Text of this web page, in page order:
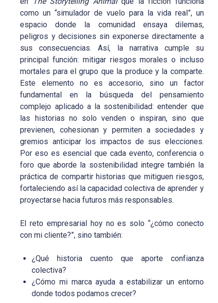
como un “simulador de vuelo para la vida real”, un
espacio donde la comunidad ensaya dilemas,
peligros y decisiones sin exponerse directamente a
sus consecuencias. Así, la narrativa cumple su
principal función: mitigar riesgos morales o incluso
mortales para el grupo que la produce y la comparte.
Este elemento no es accesorio, sino un factor
fundamental en la búsqueda del pensamiento
complejo aplicado a la sostenibilidad: entender que
las historias no solo venden o inspiran, sino que
previenen, cohesionan y permiten a sociedades y
gremios anticipar los impactos de sus elecciones.
Por eso es esencial que cada evento, conferencia o
foro que aborde la sostenibilidad integre también la
práctica de compartir historias que mitiguen riesgos,
fortaleciendo así la capacidad colectiva de aprender y
proyectarse hacia futuros más responsables.
El reto empresarial hoy no es solo “¿cómo conecto
con mi cliente?”, sino también:
¿Qué historia cuento que aporte confianza
colectiva?
¿Cómo mi marca ayuda a estabilizar un entorno
donde todos podamos crecer?